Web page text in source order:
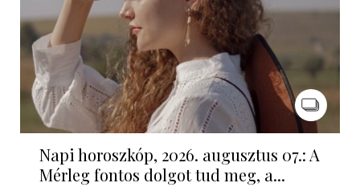
Napi horoszkóp, 2026. augusztus 07.: A
Mérleg fontos dolgot tud meg, a...